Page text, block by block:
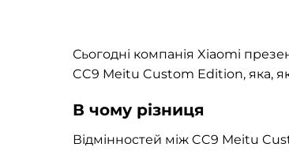
Сьогодні компанія Xiaomi
CC9 Meitu Custom Edition, яка,
В чому різниця
Відмінностей між CC9 Meitu